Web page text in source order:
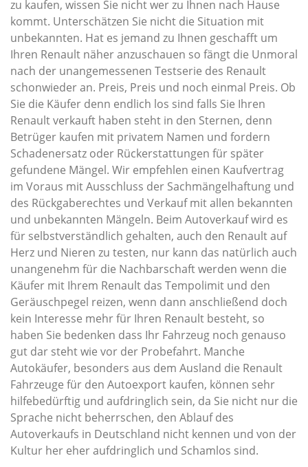
zu kaufen, wissen Sie nicht wer zu Ihnen nach Hause
kommt. Unterschätzen Sie nicht die Situation mit
unbekannten. Hat es jemand zu Ihnen geschafft um
Ihren Renault näher anzuschauen so fängt die Unmoral
nach der unangemessenen Testserie des Renault
schonwieder an. Preis, Preis und noch einmal Preis. Ob
Sie die Käufer denn endlich los sind falls Sie Ihren
Renault verkauft haben steht in den Sternen, denn
Betrüger kaufen mit privatem Namen und fordern
Schadenersatz oder Rückerstattungen für später
gefundene Mängel. Wir empfehlen einen Kaufvertrag
im Voraus mit Ausschluss der Sachmängelhaftung und
des Rückgaberechtes und Verkauf mit allen bekannten
und unbekannten Mängeln. Beim Autoverkauf wird es
für selbstverständlich gehalten, auch den Renault auf
Herz und Nieren zu testen, nur kann das natürlich auch
unangenehm für die Nachbarschaft werden wenn die
Käufer mit Ihrem Renault das Tempolimit und den
Geräuschpegel reizen, wenn dann anschließend doch
kein Interesse mehr für Ihren Renault besteht, so
haben Sie bedenken dass Ihr Fahrzeug noch genauso
gut dar steht wie vor der Probefahrt. Manche
Autokäufer, besonders aus dem Ausland die Renault
Fahrzeuge für den Autoexport kaufen, können sehr
hilfebedürftig und aufdringlich sein, da Sie nicht nur die
Sprache nicht beherrschen, den Ablauf des
Autoverkaufs in Deutschland nicht kennen und von der
Kultur her eher aufdringlich und Schamlos sind.